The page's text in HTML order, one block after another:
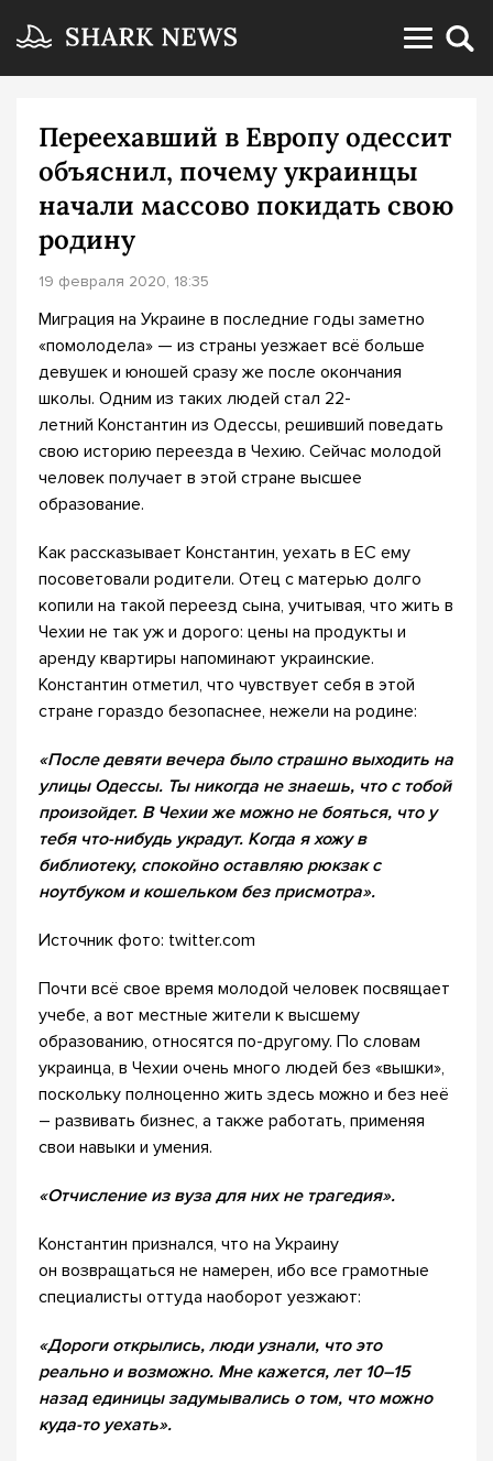
Переехавший в Европу одессит
объяснил, почему украинцы
начали массово покидать свою
родину
19 февраля 2020, 18:35
Миграция на Украине в последние годы заметно
«помолодела» — из страны уезжает всё больше
девушек и юношей сразу же после окончания
школы. Одним из таких людей стал 22-
летний Константин из Одессы, решивший поведать
свою историю переезда в Чехию. Сейчас молодой
человек получает в этой стране высшее
образование.
Как рассказывает Константин, уехать в ЕС ему
посоветовали родители. Отец с матерью долго
копили на такой переезд сына, учитывая, что жить в
Чехии не так уж и дорого: цены на продукты и
аренду квартиры напоминают украинские.
Константин отметил, что чувствует себя в этой
стране гораздо безопаснее, нежели на родине:
«После девяти вечера было страшно выходить на
улицы Одессы. Ты никогда не знаешь, что с тобой
произойдет. В Чехии же можно не бояться, что у
тебя что-нибудь украдут. Когда я хожу в
библиотеку, спокойно оставляю рюкзак с
ноутбуком и кошельком без присмотра».
Источник фото: twitter.com
Почти всё свое время молодой человек посвящает
учебе, а вот местные жители к высшему
образованию, относятся по-другому. По словам
украинца, в Чехии очень много людей без «вышки»,
поскольку полноценно жить здесь можно и без неё
– развивать бизнес, а также работать, применяя
свои навыки и умения.
«Отчисление из вуза для них не трагедия».
Константин признался, что на Украину
он возвращаться не намерен, ибо все грамотные
специалисты оттуда наоборот уезжают:
«Дороги открылись, люди узнали, что это
реально и возможно. Мне кажется, лет 10–15
назад единицы задумывались о том, что можно
куда-то уехать».